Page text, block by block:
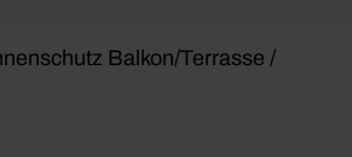
Balkon/Terrasse /